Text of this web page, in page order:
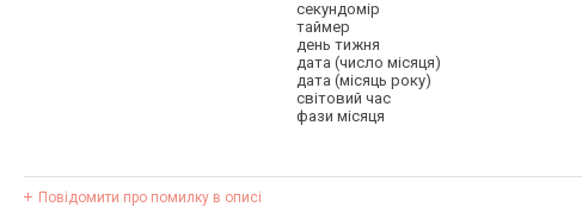
секундомір
таймер
день тижня
дата (число місяця)
дата (місяць року)
світовий час
фази місяця
Повідомити про помилку в описі